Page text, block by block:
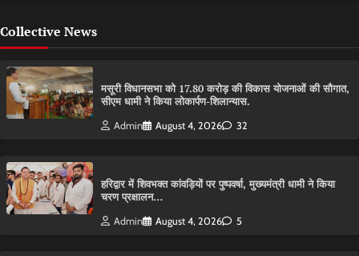
Collective News
मसूरी विधानसभा को 17.80 करोड़ की विकास योजनाओं की सौगात,
सीएम धामी ने किया लोकार्पण-शिलान्यास.
Admin August 4, 2026 32
हरिद्वार में शिवभक्त कांवड़ियों पर पुष्पवर्षा, मुख्यमंत्री धामी ने किया
चरण प्रक्षालन…
Admin August 4, 2026 5